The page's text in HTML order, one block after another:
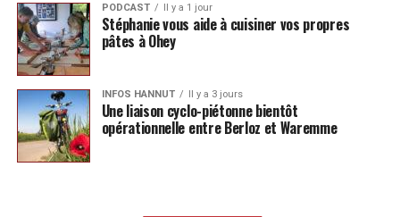
PODCAST Il y a 1 jour
Stéphanie vous aide à cuisiner vos propres
pâtes à Ohey
INFOS HANNUT Il y a 3 jours
Une liaison cyclo-piétonne bientôt
opérationnelle entre Berloz et Waremme